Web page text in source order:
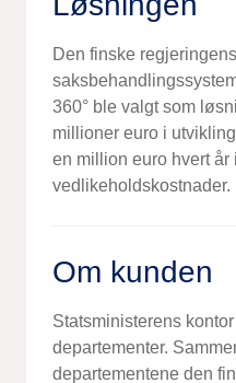
Den finske
360° ble valgt som
millioner euro i
en million euro hvert år
vedlikeholdskostnader.
Om kunden
Statsministerens
departementer.
departementene den